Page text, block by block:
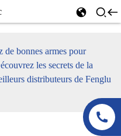
de bonnes armes pour
les secrets de la
distributeurs de Fenglu